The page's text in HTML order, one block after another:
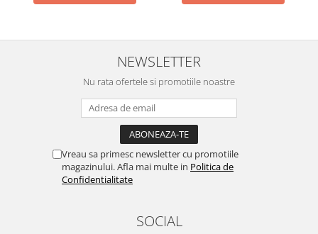
NEWSLETTER
Nu rata ofertele si promotiile noastre
Vreau sa primesc newsletter cu promotiile
magazinului. Afla mai multe in Politica de
Confidentialitate
SOCIAL